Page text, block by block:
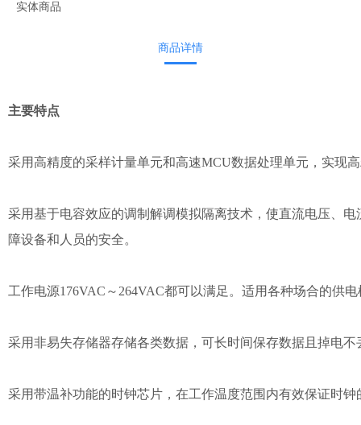
实体商品
商品详情
主要特点
采用高精度的采样计量单元和高速MCU数据处理单元，实现
采用基于电容效应的调制解调模拟隔离技术，使直流电压、
障设备和人员的安全。
工作电源176VAC～264VAC都可以满足。适用各种场合的供
采用非易失存储器存储各类数据，可长时间保存数据且掉电不
采用带温补功能的时钟芯片，在工作温度范围内有效保证时钟